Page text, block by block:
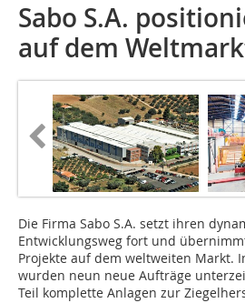
Sabo S.A.
auf dem
Die Firma Sabo S.A. setzt ihren
Entwicklungsweg fort und
Projekte auf dem weltweiten Markt.
wurden neun neue Aufträge
Teil komplette Anlagen zur